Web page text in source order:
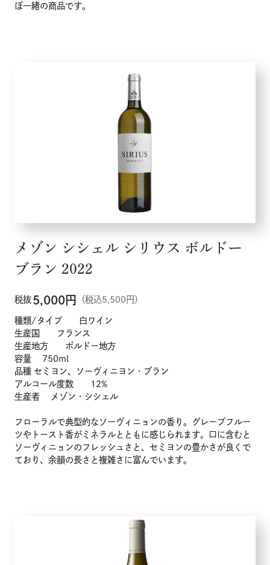
ぼ一緒の商品です。
メゾン シシェル シリウス ボルドー
ブラン 2022
税抜 5,000円 （税込5,500円）
種類/タイプ 白ワイン
生産国 フランス
生産地方 ボルドー地方
容量 750ml
品種 セミヨン、ソーヴィニヨン・ブラン
アルコール度数 12%
生産者 メゾン・シシェル
フローラルで典型的なソーヴィニョンの香り。グレープフルー
ツやトースト香がミネラルとともに感じられます。口に含むと
ソーヴィニョンのフレッシュさと、セミヨンの豊かさが良くで
ており、余韻の長さと複雑さに富んでいます。